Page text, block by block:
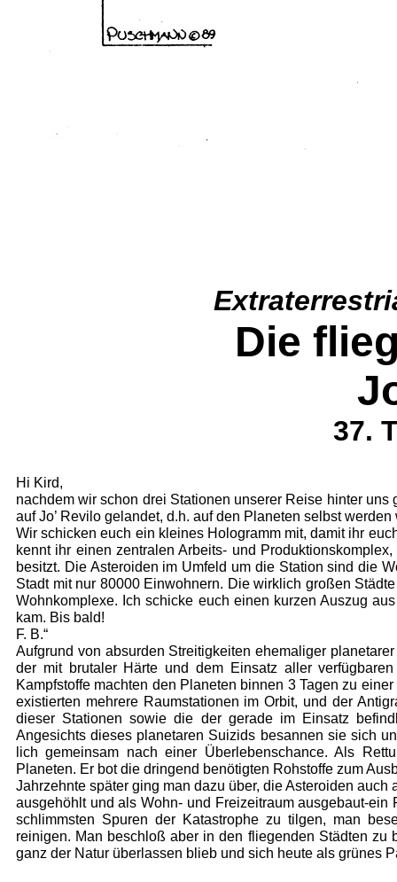
Die
37.
Hi Kird,
nachdem wir schon drei Stationen unserer Reise hinter
auf Jo’ Revilo gelandet, d.h. auf den Planeten selbst
Wir schicken euch ein kleines Hologramm mit, damit ihr
kennt ihr einen zentralen Arbeits- und
besitzt. Die Asteroiden im Umfeld um die Station sind die
Stadt mit nur 80000 Einwohnern. Die wirklich großen
Wohnkomplexe. Ich schicke euch einen kurzen Auszug
kam. Bis bald!
F. B.“
Aufgrund von absurden Streitigkeiten ehemaliger
der mit brutaler Härte und dem Einsatz aller
Kampfstoffe mach­ten den Planeten binnen 3 Tagen zu
existierten mehrere Raumstationen im Orbit, und der
dieser Stationen sowie die der gerade im Einsatz
Angesichts dieses planetaren Suizids be­sannen sie sich
lich gemeinsam nach einer Überlebenschance. Als
Planeten. Er bot die dringend benötigten Rohstoffe zum
Jahrzehnte später ging man dazu über, die Aste­roiden
aus­gehöhlt und als Wohn- und Freizeitraum ausgebaut-
schlimm­sten Spuren der Katastrophe zu tilgen, man
reinigen. Man beschloß aber in den fliegenden Städten
ganz der Natur überlassen blieb und sich heute als grünes